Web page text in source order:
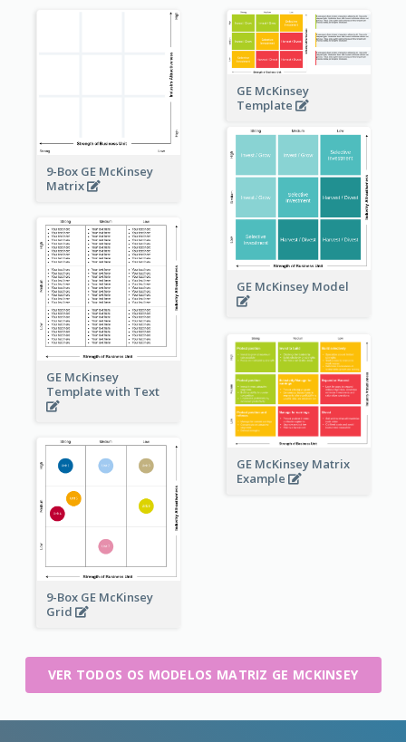
9-Box GE McKinsey
Matrix
GE McKinsey
Template
GE McKinsey Model
GE McKinsey
Template with Text
GE McKinsey Matrix
Example
9-Box GE McKinsey
Grid
VER TODOS OS MODELOS MATRIZ GE MCKINSEY